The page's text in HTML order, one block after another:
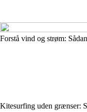
Forstå vind og strøm:
Kitesurfing uden grænser: